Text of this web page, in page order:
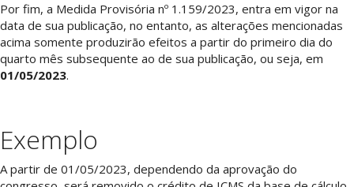
Por fim, a Medida Provisória nº 1.159/2023, entra em vigor na
data de sua publicação, no entanto, as alterações mencionadas
acima somente produzirão efeitos a partir do primeiro dia do
quarto mês subsequente ao de sua publicação, ou seja, em
01/05/2023.
Exemplo
A partir de 01/05/2023, dependendo da aprovação do